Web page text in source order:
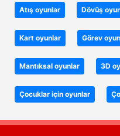
Atış oyunlar Dövüş
Kart oyunlar Görev
Mantıksal oyunlar 3D
Çocuklar için oyunlar